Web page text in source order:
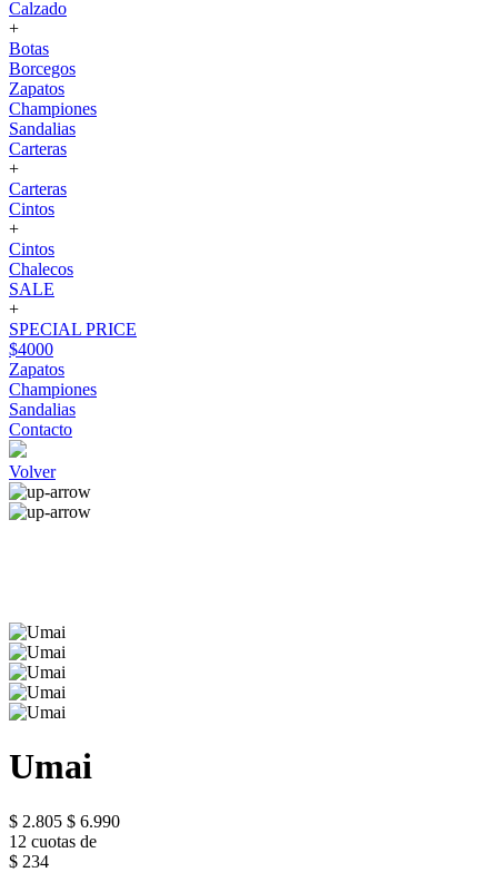
Calzado
+
Botas
Borcegos
Zapatos
Championes
Sandalias
Carteras
+
Carteras
Cintos
+
Cintos
Chalecos
SALE
+
SPECIAL PRICE
$4000
Zapatos
Championes
Sandalias
Contacto
Volver
Umai
$ 2.805 $ 6.990
12 cuotas de
$ 234